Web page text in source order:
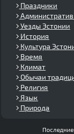
Праздники
Уезды Эстонии
История
Культура
Время
Климат
Обычаи
Религия
Язык
Природа
Последние